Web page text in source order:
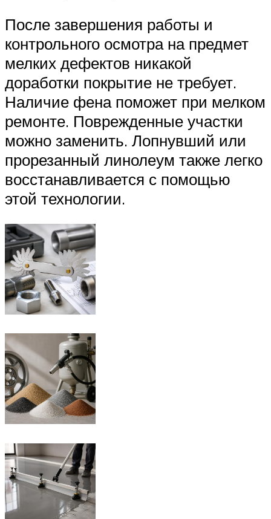
После завершения работы и
контрольного осмотра на предмет
мелких дефектов никакой
доработки покрытие не требует.
Наличие фена поможет при мелком
ремонте. Поврежденные участки
можно заменить. Лопнувший или
прорезанный линолеум также легко
восстанавливается с помощью
этой технологии.